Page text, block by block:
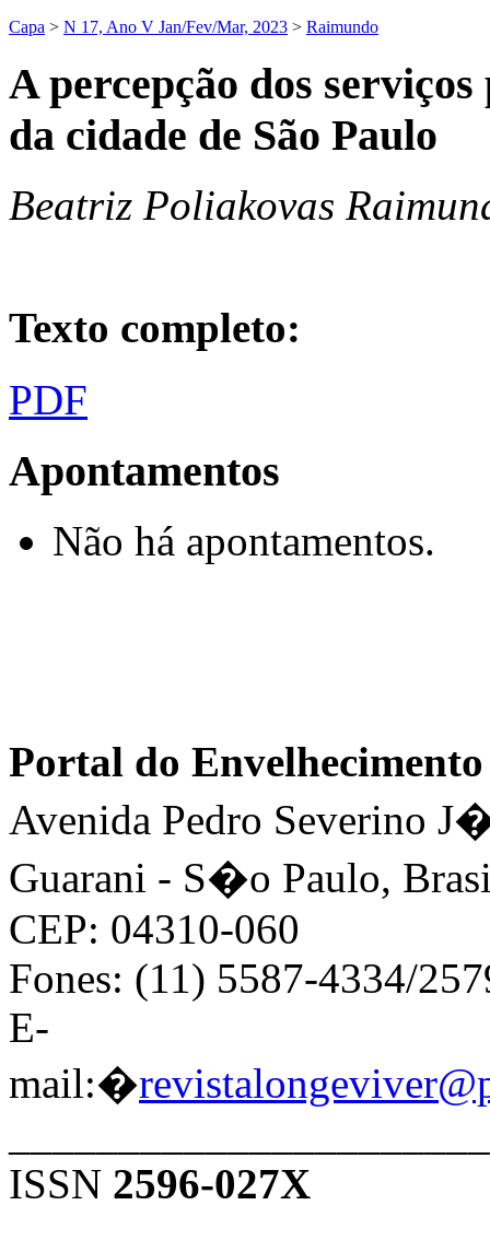
Capa > N 17, Ano V Jan/Fev/Mar, 2023 > Raimundo
A percepção dos serviços
da cidade de São Paulo
Beatriz Poliakovas
Texto completo:
PDF
Apontamentos
Não há apontamentos.
Portal do
Avenida Pedro Severino
Guarani - S�o Paulo,
CEP: 04310-060
Fones: (11) 5587-4334/
E-
mail:�
ISSN 2596-027X